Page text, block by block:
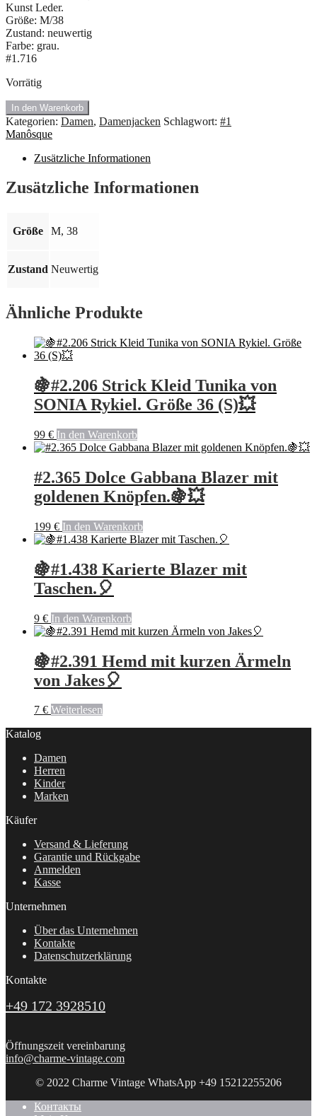
Kunst Leder.
Größe: M/38
Zustand: neuwertig
Farbe: grau.
#1.716
Vorrätig
#1.716
Leder
Jacke
Manôsque.
M
🍇
In den Warenkorb
Kategorien: Damen, Damenjacken Schlagwort: #1
Manôsque
Zusätzliche Informationen
Zusätzliche Informationen
Größe M, 38
Zustand Neuwertig
Ähnliche Produkte
🍇#2.206 Strick Kleid Tunika von
SONIA Rykiel. Größe 36 (S)💥
99 € In den Warenkorb
#2.365 Dolce Gabbana Blazer mit
goldenen Knöpfen.🍇💥
199 € In den Warenkorb
🍇#1.438 Karierte Blazer mit
Taschen.🎈
9 € In den Warenkorb
🍇#2.391 Hemd mit kurzen Ärmeln
von Jakes🎈
7 € Weiterlesen
Katalog
Damen
Herren
Kinder
Marken
Käufer
Versand & Lieferung
Garantie und Rückgabe
Anmelden
Kasse
Unternehmen
Über das Unternehmen
Kontakte
Datenschutzerklärung
Kontakte
+49 172 3928510
Öffnungszeit vereinbarung
info@charme-vintage.com
© 2022 Charme Vintage WhatsApp +49 15212255206
Контакты